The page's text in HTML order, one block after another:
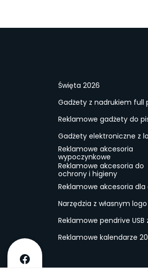
Święta 2026
Gadżety z nadrukiem full
Reklamowe gadżety do
Gadżety elektroniczne z
Reklamowe akcesoria
wypoczynkowe
Reklamowe akcesoria do
ochrony i higieny
Reklamowe akcesoria
Narzędzia z własnym logo
Reklamowe pendrive USB
Reklamowe kalendarze